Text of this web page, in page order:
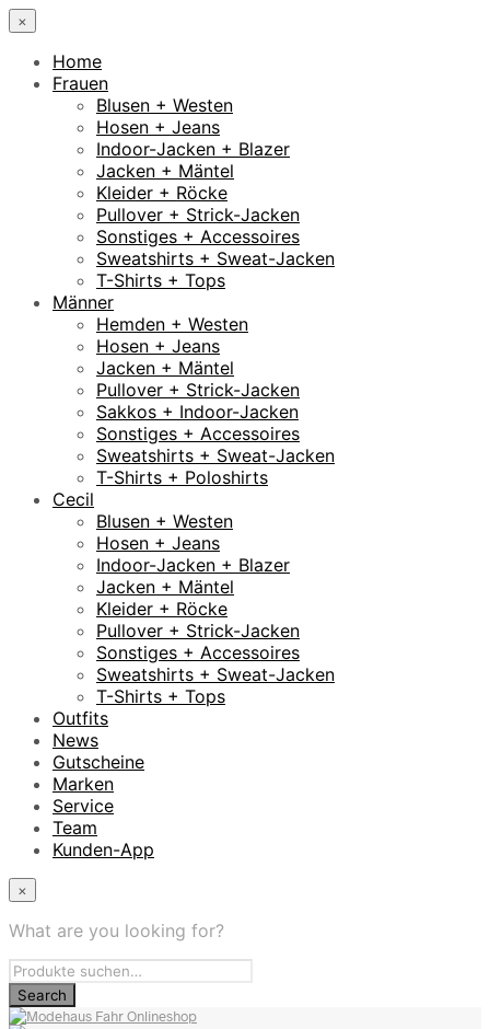
×
Home
Frauen
Blusen + Westen
Hosen + Jeans
Indoor-Jacken + Blazer
Jacken + Mäntel
Kleider + Röcke
Pullover + Strick-Jacken
Sonstiges + Accessoires
Sweatshirts + Sweat-Jacken
T-Shirts + Tops
Männer
Hemden + Westen
Hosen + Jeans
Jacken + Mäntel
Pullover + Strick-Jacken
Sakkos + Indoor-Jacken
Sonstiges + Accessoires
Sweatshirts + Sweat-Jacken
T-Shirts + Poloshirts
Cecil
Blusen + Westen
Hosen + Jeans
Indoor-Jacken + Blazer
Jacken + Mäntel
Kleider + Röcke
Pullover + Strick-Jacken
Sonstiges + Accessoires
Sweatshirts + Sweat-Jacken
T-Shirts + Tops
Outfits
News
Gutscheine
Marken
Service
Team
Kunden-App
×
What are you looking for?